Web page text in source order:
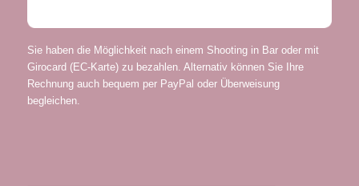
Sie haben die Möglichkeit nach einem Shooting in Bar oder mit
Girocard (EC-Karte) zu bezahlen. Alternativ können Sie Ihre
Rechnung auch bequem per PayPal oder Überweisung
begleichen.